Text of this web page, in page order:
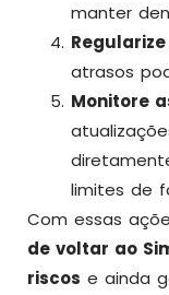
manter
atrasos
Monitore
limites de
Com essas
de voltar ao
riscos e ainda